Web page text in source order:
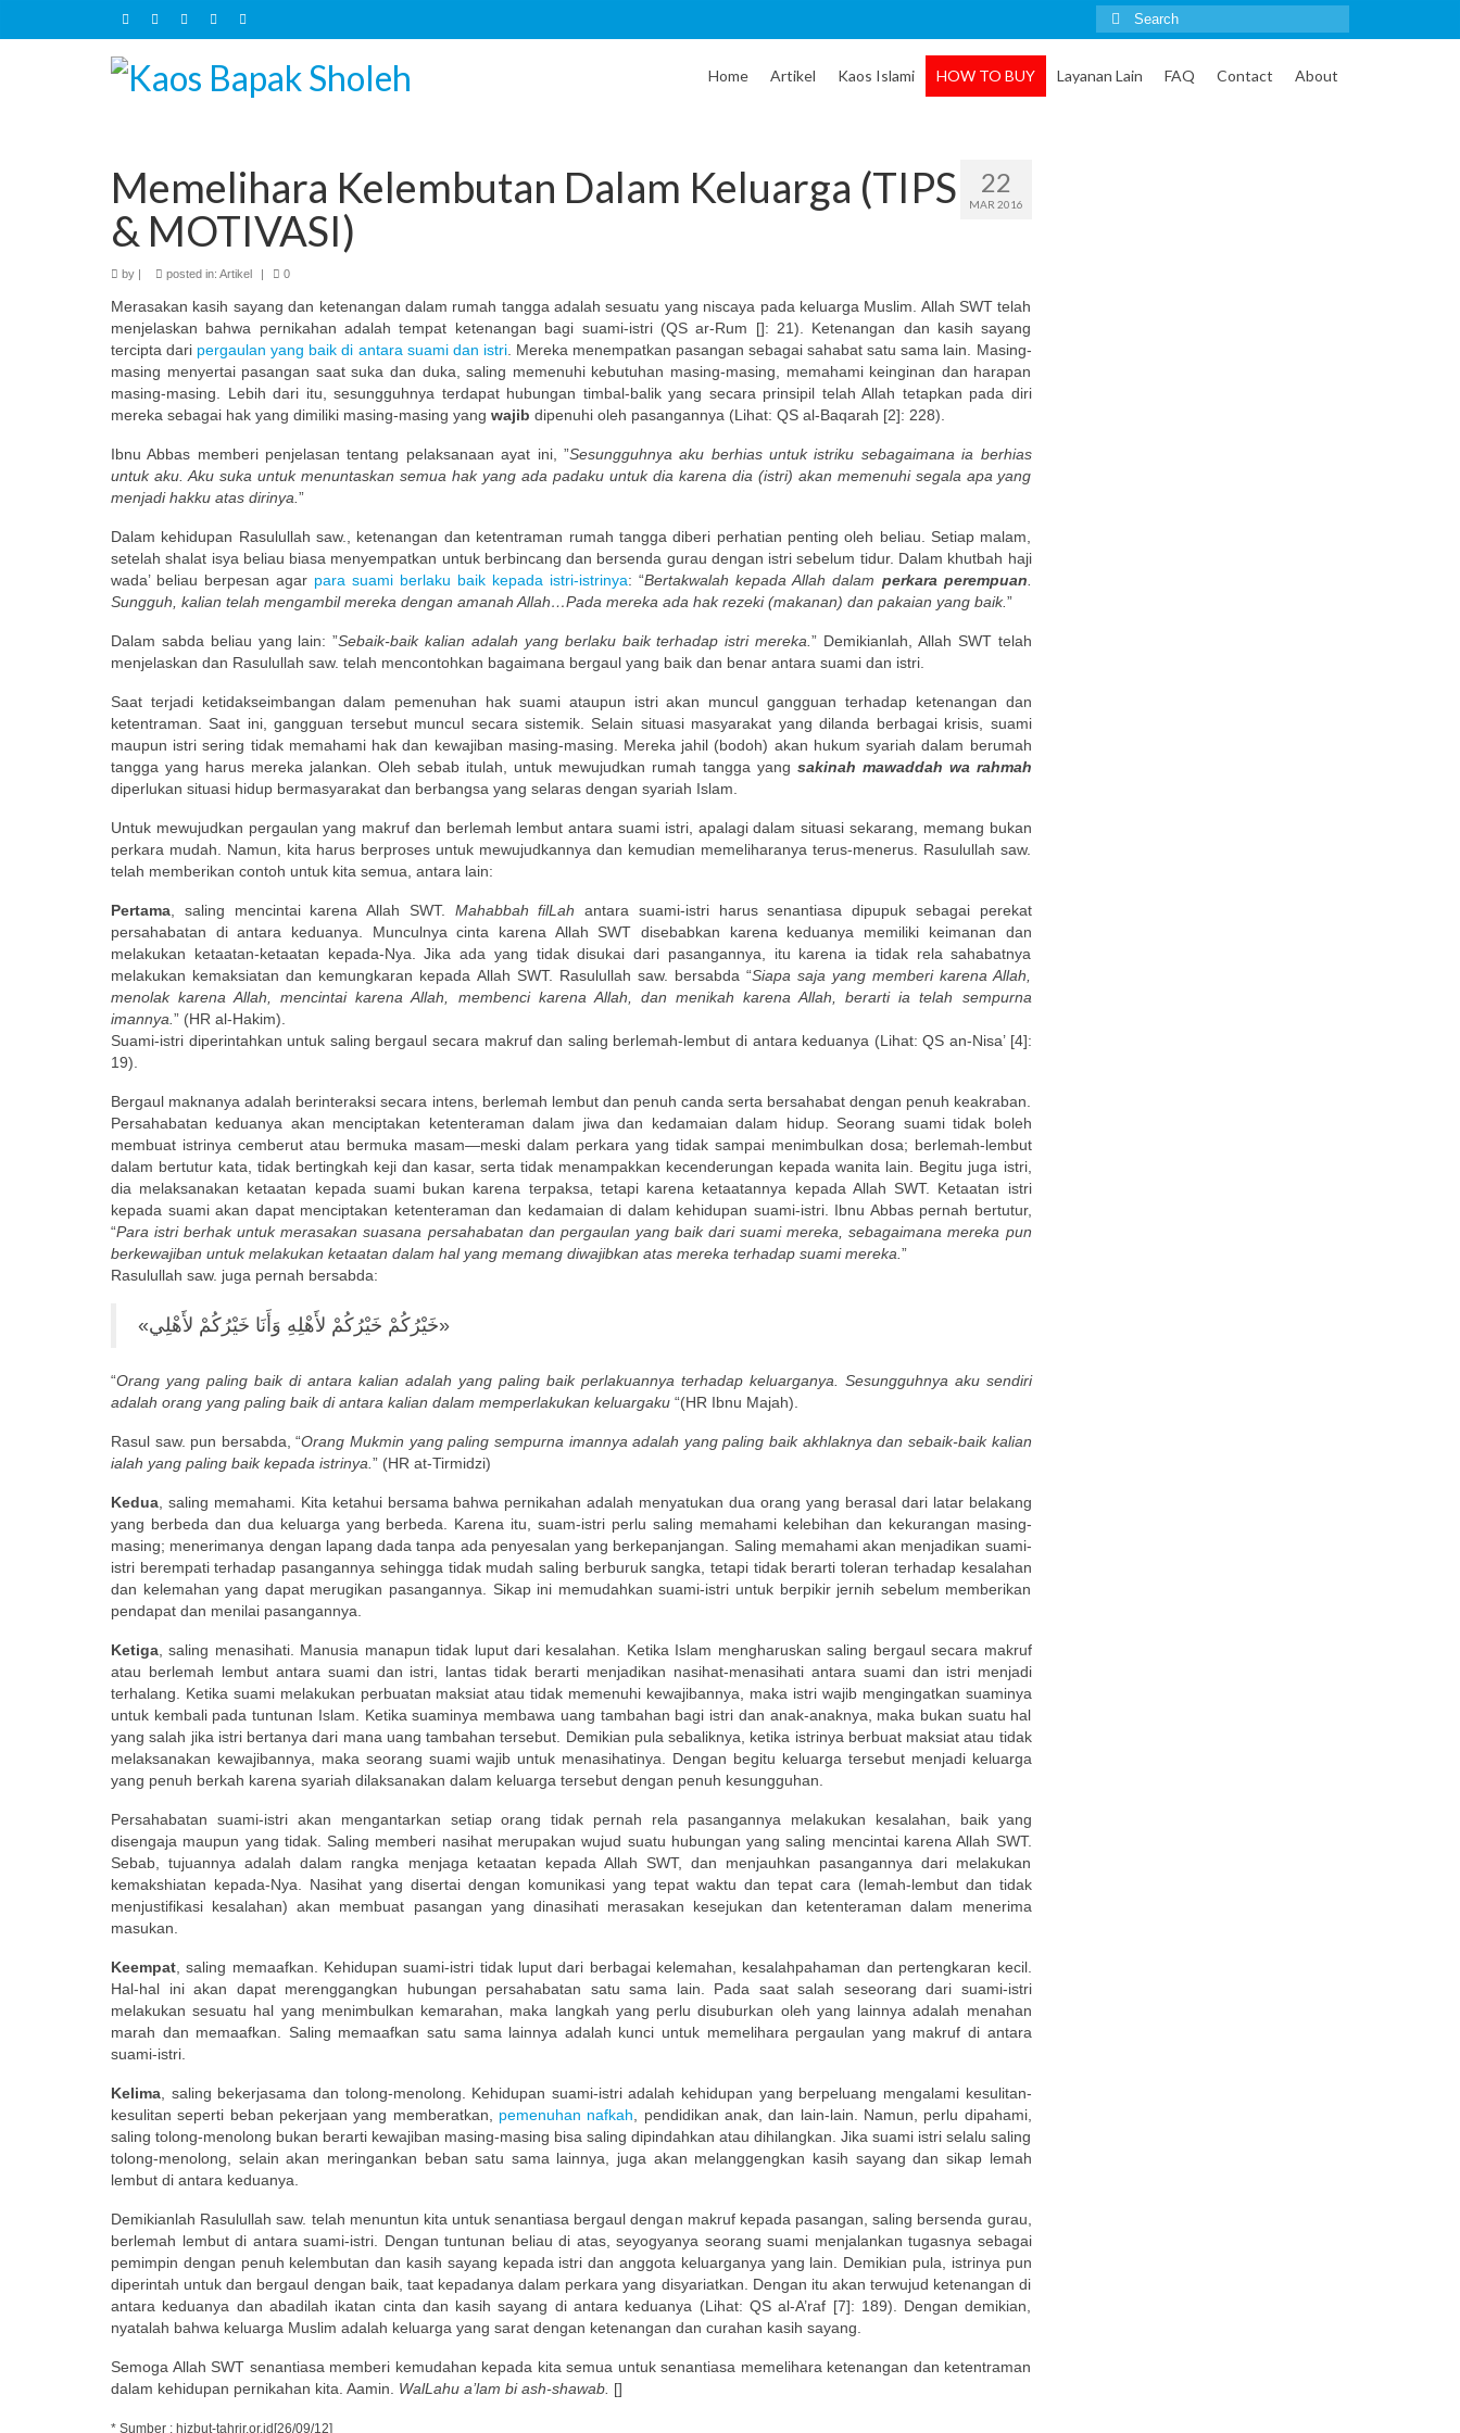
Search
for:
Home Artikel Kaos Islami HOW TO BUY Layanan Lain FAQ Contact About
22
MAR 2016
Memelihara Kelembutan Dalam Keluarga (TIPS
& MOTIVASI)
by | posted in: Artikel | 0
Merasakan kasih sayang dan ketenangan dalam rumah tangga adalah sesuatu yang niscaya pada keluarga Muslim. Allah SWT telah
menjelaskan bahwa pernikahan adalah tempat ketenangan bagi suami-istri (QS ar-Rum []: 21). Ketenangan dan kasih sayang
tercipta dari pergaulan yang baik di antara suami dan istri. Mereka menempatkan pasangan sebagai sahabat satu sama lain. Masing-
masing menyertai pasangan saat suka dan duka, saling memenuhi kebutuhan masing-masing, memahami keinginan dan harapan
masing-masing. Lebih dari itu, sesungguhnya terdapat hubungan timbal-balik yang secara prinsipil telah Allah tetapkan pada diri
mereka sebagai hak yang dimiliki masing-masing yang wajib dipenuhi oleh pasangannya (Lihat: QS al-Baqarah [2]: 228).
Ibnu Abbas memberi penjelasan tentang pelaksanaan ayat ini, ”Sesungguhnya aku berhias untuk istriku sebagaimana ia berhias
untuk aku. Aku suka untuk menuntaskan semua hak yang ada padaku untuk dia karena dia (istri) akan memenuhi segala apa yang
menjadi hakku atas dirinya. ”
Dalam kehidupan Rasulullah saw., ketenangan dan ketentraman rumah tangga diberi perhatian penting oleh beliau. Setiap malam,
setelah shalat isya beliau biasa menyempatkan untuk berbincang dan bersenda gurau dengan istri sebelum tidur. Dalam khutbah haji
wada’ beliau berpesan agar para suami berlaku baik kepada istri-istrinya: “Bertakwalah kepada Allah dalam perkara perempuan
Sungguh, kalian telah mengambil mereka dengan amanah Allah…Pada mereka ada hak rezeki (makanan) dan pakaian yang baik.”
Dalam sabda beliau yang lain: ”Sebaik-baik kalian adalah yang berlaku baik terhadap istri mereka.” Demikianlah, Allah SWT telah
menjelaskan dan Rasulullah saw. telah mencontohkan bagaimana bergaul yang baik dan benar antara suami dan istri.
Saat terjadi ketidakseimbangan dalam pemenuhan hak suami ataupun istri akan muncul gangguan terhadap ketenangan dan
ketentraman. Saat ini, gangguan tersebut muncul secara sistemik. Selain situasi masyarakat yang dilanda berbagai krisis, suami
maupun istri sering tidak memahami hak dan kewajiban masing-masing. Mereka jahil (bodoh) akan hukum syariah dalam berumah
tangga yang harus mereka jalankan. Oleh sebab itulah, untuk mewujudkan rumah tangga yang sakinah mawaddah wa rahmah
diperlukan situasi hidup bermasyarakat dan berbangsa yang selaras dengan syariah Islam.
Untuk mewujudkan pergaulan yang makruf dan berlemah lembut antara suami istri, apalagi dalam situasi sekarang, memang bukan
perkara mudah. Namun, kita harus berproses untuk mewujudkannya dan kemudian memeliharanya terus-menerus. Rasulullah saw.
telah memberikan contoh untuk kita semua, antara lain:
Pertama , saling mencintai karena Allah SWT. Mahabbah filLah antara suami-istri harus senantiasa dipupuk sebagai perekat
persahabatan di antara keduanya. Munculnya cinta karena Allah SWT disebabkan karena keduanya memiliki keimanan dan
melakukan ketaatan-ketaatan kepada-Nya. Jika ada yang tidak disukai dari pasangannya, itu karena ia tidak rela sahabatnya
melakukan kemaksiatan dan kemungkaran kepada Allah SWT. Rasulullah saw. bersabda “Siapa saja yang memberi karena Allah,
menolak karena Allah, mencintai karena Allah, membenci karena Allah, dan menikah karena Allah, berarti ia telah sempurna
imannya. ” (HR al-Hakim).
Suami-istri diperintahkan untuk saling bergaul secara makruf dan saling berlemah-lembut di antara keduanya (Lihat: QS an-Nisa’ [4]:
19).
Bergaul maknanya adalah berinteraksi secara intens, berlemah lembut dan penuh canda serta bersahabat dengan penuh keakraban.
Persahabatan keduanya akan menciptakan ketenteraman dalam jiwa dan kedamaian dalam hidup. Seorang suami tidak boleh
membuat istrinya cemberut atau bermuka masam—meski dalam perkara yang tidak sampai menimbulkan dosa; berlemah-lembut
dalam bertutur kata, tidak bertingkah keji dan kasar, serta tidak menampakkan kecenderungan kepada wanita lain. Begitu juga istri,
dia melaksanakan ketaatan kepada suami bukan karena terpaksa, tetapi karena ketaatannya kepada Allah SWT. Ketaatan istri
kepada suami akan dapat menciptakan ketenteraman dan kedamaian di dalam kehidupan suami-istri. Ibnu Abbas pernah bertutur,
“Para istri berhak untuk merasakan suasana persahabatan dan pergaulan yang baik dari suami mereka, sebagaimana mereka pun
berkewajiban untuk melakukan ketaatan dalam hal yang memang diwajibkan atas mereka terhadap suami mereka. ”
Rasulullah saw. juga pernah bersabda:
«خَيْرُكُمْ خَيْرُكُمْ لأَهْلِهِ وَأَنَا خَيْرُكُمْ لأَهْلِي»
“Orang yang paling baik di antara kalian adalah yang paling baik perlakuannya terhadap keluarganya. Sesungguhnya aku sendiri
adalah orang yang paling baik di antara kalian dalam memperlakukan keluargaku “(HR Ibnu Majah).
Rasul saw. pun bersabda, “Orang Mukmin yang paling sempurna imannya adalah yang paling baik akhlaknya dan sebaik-baik kalian
ialah yang paling baik kepada istrinya. ” (HR at-Tirmidzi)
Kedua , saling memahami. Kita ketahui bersama bahwa pernikahan adalah menyatukan dua orang yang berasal dari latar belakang
yang berbeda dan dua keluarga yang berbeda. Karena itu, suam-istri perlu saling memahami kelebihan dan kekurangan masing-
masing; menerimanya dengan lapang dada tanpa ada penyesalan yang berkepanjangan. Saling memahami akan menjadikan suami-
istri berempati terhadap pasangannya sehingga tidak mudah saling berburuk sangka, tetapi tidak berarti toleran terhadap kesalahan
dan kelemahan yang dapat merugikan pasangannya. Sikap ini memudahkan suami-istri untuk berpikir jernih sebelum memberikan
pendapat dan menilai pasangannya.
Ketiga , saling menasihati. Manusia manapun tidak luput dari kesalahan. Ketika Islam mengharuskan saling bergaul secara makruf
atau berlemah lembut antara suami dan istri, lantas tidak berarti menjadikan nasihat-menasihati antara suami dan istri menjadi
terhalang. Ketika suami melakukan perbuatan maksiat atau tidak memenuhi kewajibannya, maka istri wajib mengingatkan suaminya
untuk kembali pada tuntunan Islam. Ketika suaminya membawa uang tambahan bagi istri dan anak-anaknya, maka bukan suatu hal
yang salah jika istri bertanya dari mana uang tambahan tersebut. Demikian pula sebaliknya, ketika istrinya berbuat maksiat atau tidak
melaksanakan kewajibannya, maka seorang suami wajib untuk menasihatinya. Dengan begitu keluarga tersebut menjadi keluarga
yang penuh berkah karena syariah dilaksanakan dalam keluarga tersebut dengan penuh kesungguhan.
Persahabatan suami-istri akan mengantarkan setiap orang tidak pernah rela pasangannya melakukan kesalahan, baik yang
disengaja maupun yang tidak. Saling memberi nasihat merupakan wujud suatu hubungan yang saling mencintai karena Allah SWT.
Sebab, tujuannya adalah dalam rangka menjaga ketaatan kepada Allah SWT, dan menjauhkan pasangannya dari melakukan
kemakshiatan kepada-Nya. Nasihat yang disertai dengan komunikasi yang tepat waktu dan tepat cara (lemah-lembut dan tidak
menjustifikasi kesalahan) akan membuat pasangan yang dinasihati merasakan kesejukan dan ketenteraman dalam menerima
masukan.
Keempat , saling memaafkan. Kehidupan suami-istri tidak luput dari berbagai kelemahan, kesalahpahaman dan pertengkaran kecil.
Hal-hal ini akan dapat merenggangkan hubungan persahabatan satu sama lain. Pada saat salah seseorang dari suami-istri
melakukan sesuatu hal yang menimbulkan kemarahan, maka langkah yang perlu disuburkan oleh yang lainnya adalah menahan
marah dan memaafkan. Saling memaafkan satu sama lainnya adalah kunci untuk memelihara pergaulan yang makruf di antara
suami-istri.
Kelima , saling bekerjasama dan tolong-menolong. Kehidupan suami-istri adalah kehidupan yang berpeluang mengalami kesulitan-
kesulitan seperti beban pekerjaan yang memberatkan, pemenuhan nafkah , pendidikan anak, dan lain-lain. Namun, perlu dipahami,
saling tolong-menolong bukan berarti kewajiban masing-masing bisa saling dipindahkan atau dihilangkan. Jika suami istri selalu saling
tolong-menolong, selain akan meringankan beban satu sama lainnya, juga akan melanggengkan kasih sayang dan sikap lemah
lembut di antara keduanya.
Demikianlah Rasulullah saw. telah menuntun kita untuk senantiasa bergaul dengan makruf kepada pasangan, saling bersenda gurau,
berlemah lembut di antara suami-istri. Dengan tuntunan beliau di atas, seyogyanya seorang suami menjalankan tugasnya sebagai
pemimpin dengan penuh kelembutan dan kasih sayang kepada istri dan anggota keluarganya yang lain. Demikian pula, istrinya pun
diperintah untuk dan bergaul dengan baik, taat kepadanya dalam perkara yang disyariatkan. Dengan itu akan terwujud ketenangan di
antara keduanya dan abadilah ikatan cinta dan kasih sayang di antara keduanya (Lihat: QS al-A’raf [7]: 189). Dengan demikian,
nyatalah bahwa keluarga Muslim adalah keluarga yang sarat dengan ketenangan dan curahan kasih sayang.
Semoga Allah SWT senantiasa memberi kemudahan kepada kita semua untuk senantiasa memelihara ketenangan dan ketentraman
dalam kehidupan pernikahan kita. Aamin. WalLahu a’lam bi ash-shawab. []
* Sumber : hizbut-tahrir.or.id[26/09/12]